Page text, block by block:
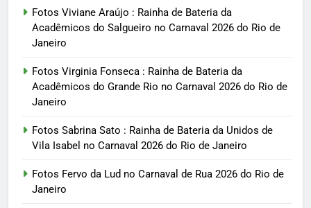
Fotos Viviane Araújo : Rainha de Bateria da
Acadêmicos do Salgueiro no Carnaval 2026 do Rio de
Janeiro
Fotos Virginia Fonseca : Rainha de Bateria da
Acadêmicos do Grande Rio no Carnaval 2026 do Rio de
Janeiro
Fotos Sabrina Sato : Rainha de Bateria da Unidos de
Vila Isabel no Carnaval 2026 do Rio de Janeiro
Fotos Fervo da Lud no Carnaval de Rua 2026 do Rio de
Janeiro